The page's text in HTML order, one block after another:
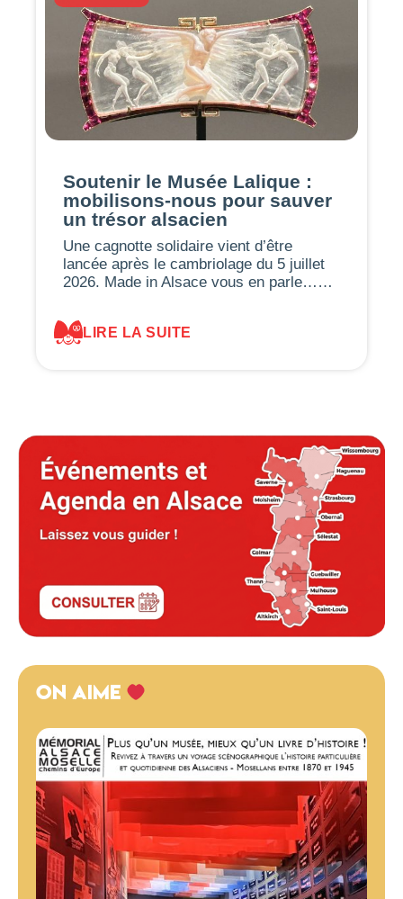
Soutenir le Musée Lalique :
mobilisons-nous pour sauver
un trésor alsacien
Une cagnotte solidaire vient d’être
lancée après le cambriolage du 5 juillet
2026. Made in Alsace vous en parle……
LIRE LA SUITE
ON AIME